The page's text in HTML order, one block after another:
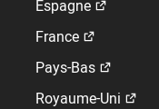
Espagne
France
Pays-Bas
Royaume-Uni